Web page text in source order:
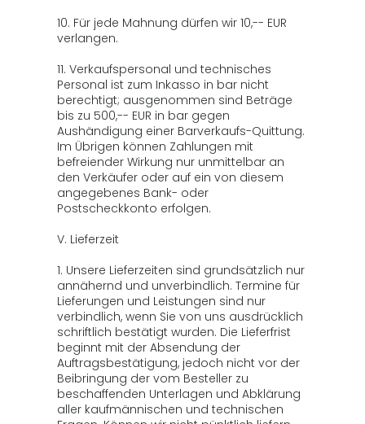
10. Für jede Mahnung dürfen wir 10,-- EUR
verlangen.
11. Verkaufspersonal und technisches
Personal ist zum Inkasso in bar nicht
berechtigt; ausgenommen sind Beträge
bis zu 500,-- EUR in bar gegen
Aushändigung einer Barverkaufs-Quittung.
Im Übrigen können Zahlungen mit
befreiender Wirkung nur unmittelbar an
den Verkäufer oder auf ein von diesem
angegebenes Bank- oder
Postscheckkonto erfolgen.
V. Lieferzeit
1. Unsere Lieferzeiten sind grundsätzlich nur
annähernd und unverbindlich. Termine für
Lieferungen und Leistungen sind nur
verbindlich, wenn Sie von uns ausdrücklich
schriftlich bestätigt wurden. Die Lieferfrist
beginnt mit der Absendung der
Auftragsbestätigung, jedoch nicht vor der
Beibringung der vom Besteller zu
beschaffenden Unterlagen und Abklärung
aller kaufmännischen und technischen